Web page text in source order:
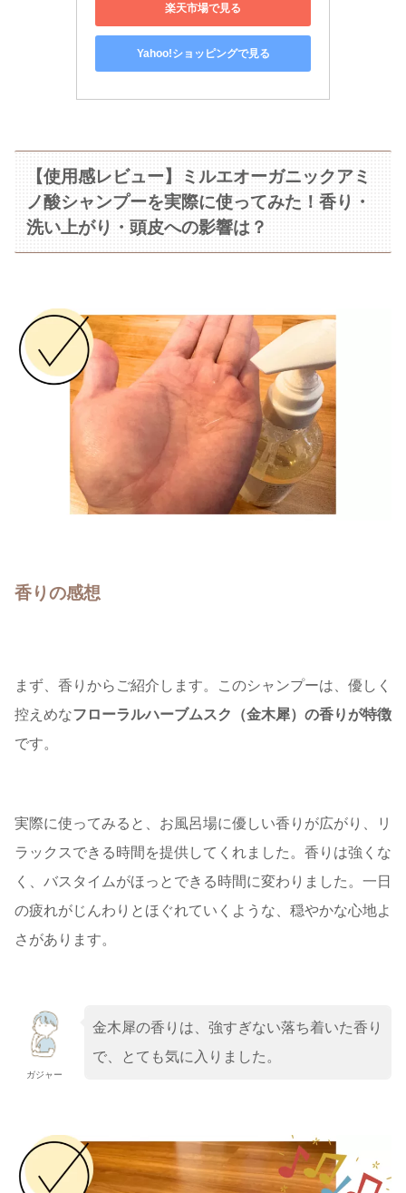
楽天市場で見る
Yahoo!ショッピングで見る
【使用感レビュー】ミルエオーガニックアミ
ノ酸シャンプーを実際に使ってみた！香り・
洗い上がり・頭皮への影響は？
香りの感想
まず、香りからご紹介します。このシャンプーは、優しく
控えめなフローラルハーブムスク（金木犀）の香りが特徴
です。
実際に使ってみると、お風呂場に優しい香りが広がり、リ
ラックスできる時間を提供してくれました。香りは強くな
く、バスタイムがほっとできる時間に変わりました。一日
の疲れがじんわりとほぐれていくような、穏やかな心地よ
さがあります。
ガジャー
金木犀の香りは、強すぎない落ち着いた香り
で、とても気に入りました。